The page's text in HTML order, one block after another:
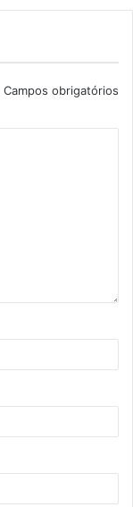
Campos obrigatórios